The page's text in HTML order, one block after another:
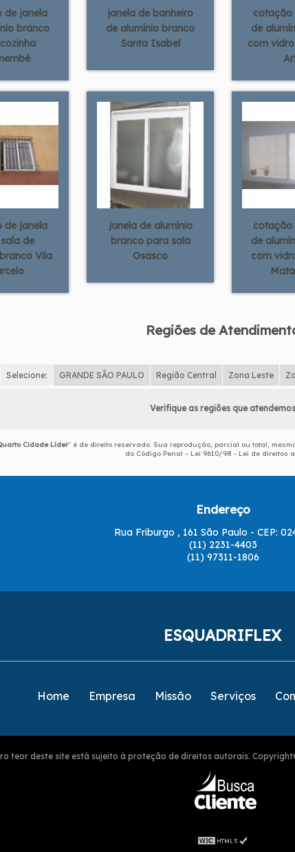
de janela
branco
janela de banheiro
de alumínio branco
Santa Isabel
cotação
de
com
de janela
de
Vila
janela de alumínio
branco para sala
Osasco
cotação
de
com
Regiões de
Selecione: GRANDE SÃO PAULO Região Central Zona Leste
Verifique as regiões que atendemos
Cidade Líder" é de direito reservado. Sua reprodução, parcial ou total,
do Código Penal – Lei 9610/98 - Lei de direitos
Endereço
Rua Friburgo , 161 São Paulo - CEP:
(11) 2231-4403
(11) 97311-1806
ESQUADRIFLEX
Home Empresa Missão Serviços
teor deste site está sujeito à proteção de direitos autorais.